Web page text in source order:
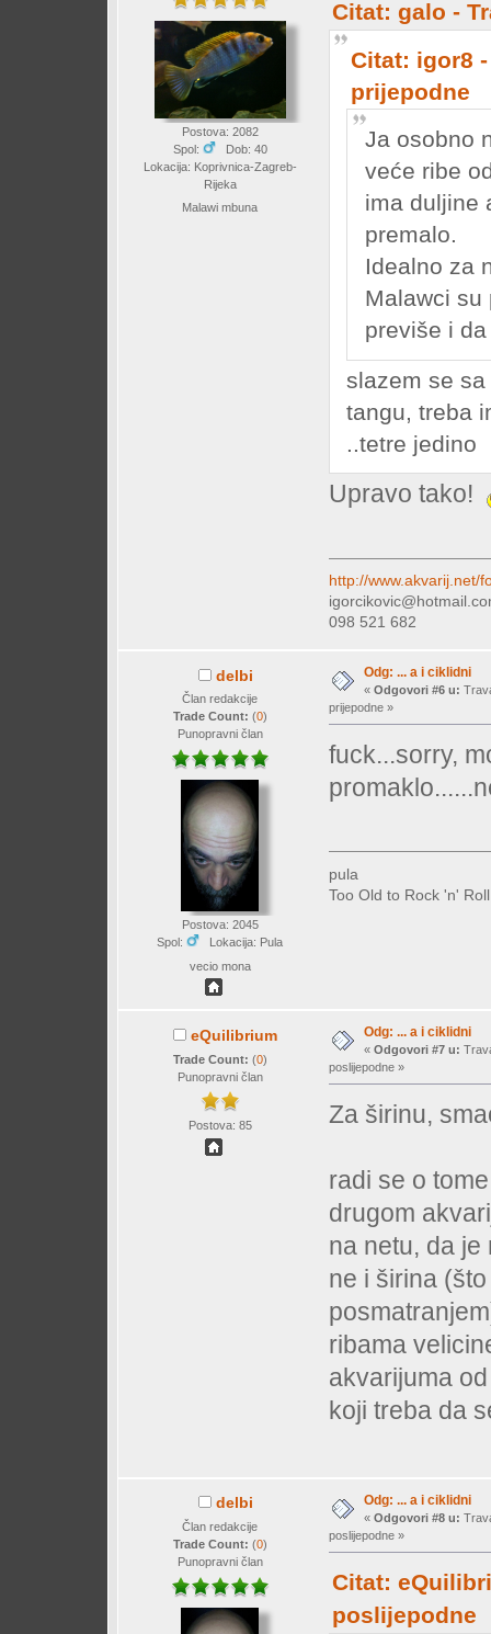
Postova: 2082
Spol:
Dob: 40
Lokacija: Koprivnica-Zagreb-
Rijeka
Malawi mbuna
Citat: galo -
Citat: igor8 -
prijepodne
Ja osobno
veće ribe
ima duljine
premalo.
Idealno za
Malawci su
previše i
slazem se
tangu, treba
..tetre jedino
Upravo tako!
http://www.akvarij.net/
098 521 682
delbi
Član redakcije
Trade Count: (0)
Punopravni član
Postova: 2045
Spol:
Lokacija: Pula
vecio mona
Odg: ... a i ciklidni
« Odgovori #6 u:
prijepodne »
fuck...sorry,
pula
Too Old to Rock 'n'
eQuilibrium
Trade Count: (0)
Punopravni član
Postova: 85
Odg: ... a i ciklidni
« Odgovori #7 u:
poslijepodne »
Za širinu,
radi se o
drugom
na netu, da
ne i širina
ribama
akvarijuma
koji treba da
delbi
Član redakcije
Trade Count: (0)
Punopravni član
Odg: ... a i ciklidni
« Odgovori #8 u:
poslijepodne »
Citat:
poslijepodne